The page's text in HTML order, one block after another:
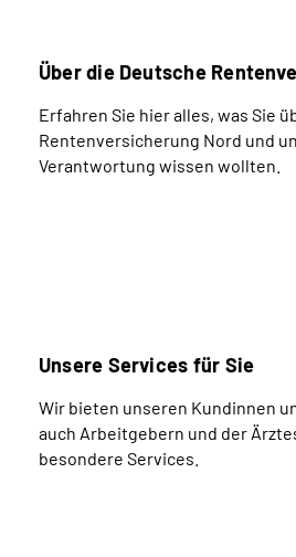
Über die Deutsche
Erfahren Sie hier alles, was Sie
Rentenversicherung Nord und
Verantwortung wissen wollten.
Unsere Services für Sie
Wir bieten unseren Kundinnen
auch Arbeitgebern und der
besondere Services.